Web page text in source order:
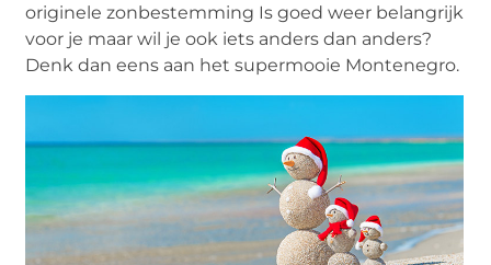
originele zonbestemming Is goed weer belangrijk
voor je maar wil je ook iets anders dan anders?
Denk dan eens aan het supermooie Montenegro.